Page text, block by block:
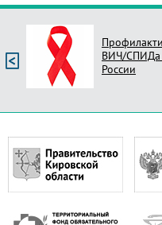
ВИЧ/СПИДа
России